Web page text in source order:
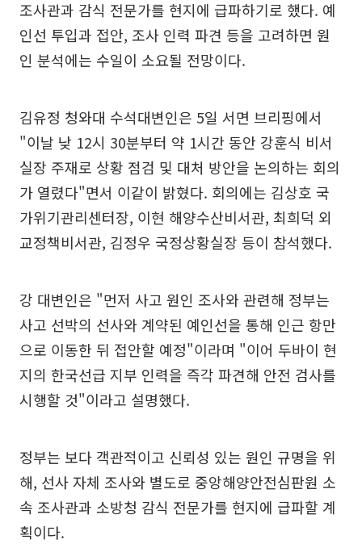
조사관과 감식 전문가를 현지에 급파하기로 했다. 예
인선 투입과 접안, 조사 인력 파견 등을 고려하면 원
인 분석에는 수일이 소요될 전망이다.
김유정 청와대 수석대변인은 5일 서면 브리핑에서
"이날 낮 12시 30분부터 약 1시간 동안 강훈식 비서
실장 주재로 상황 점검 및 대처 방안을 논의하는 회의
가 열렸다"면서 이같이 밝혔다. 회의에는 김상호 국
가위기관리센터장, 이현 해양수산비서관, 최희덕 외
교정책비서관, 김정우 국정상황실장 등이 참석했다.
강 대변인은 "먼저 사고 원인 조사와 관련해 정부는
사고 선박의 선사와 계약된 예인선을 통해 인근 항만
으로 이동한 뒤 접안할 예정"이라며 "이어 두바이 현
지의 한국선급 지부 인력을 즉각 파견해 안전 검사를
시행할 것"이라고 설명했다.
정부는 보다 객관적이고 신뢰성 있는 원인 규명을 위
해, 선사 자체 조사와 별도로 중앙해양안전심판원 소
속 조사관과 소방청 감식 전문가를 현지에 급파할 계
획이다.